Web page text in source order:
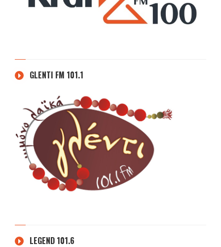
GLENTI FM 101.1
LEGEND 101.6